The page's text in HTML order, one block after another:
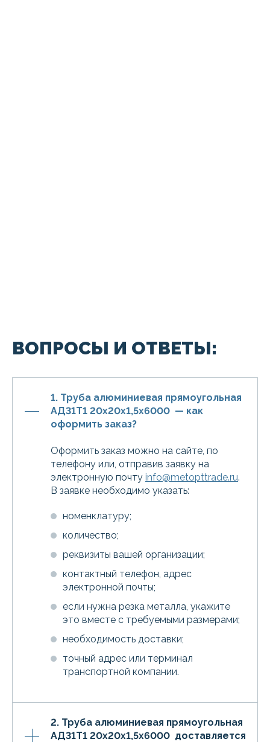
ВОПРОСЫ И ОТВЕТЫ:
1. Труба алюминиевая прямоугольная
АД31Т1 20х20х1,5х6000 — как
оформить заказ?
Оформить заказ можно на сайте, по
телефону или, отправив заявку на
электронную почту info@metopttrade.ru.
В заявке необходимо указать:
номенклатуру;
количество;
реквизиты вашей организации;
контактный телефон, адрес
электронной почты;
если нужна резка металла, укажите
это вместе с требуемыми размерами;
необходимость доставки;
точный адрес или терминал
транспортной компании.
2. Труба алюминиевая прямоугольная
АД31Т1 20х20х1,5х6000 доставляется